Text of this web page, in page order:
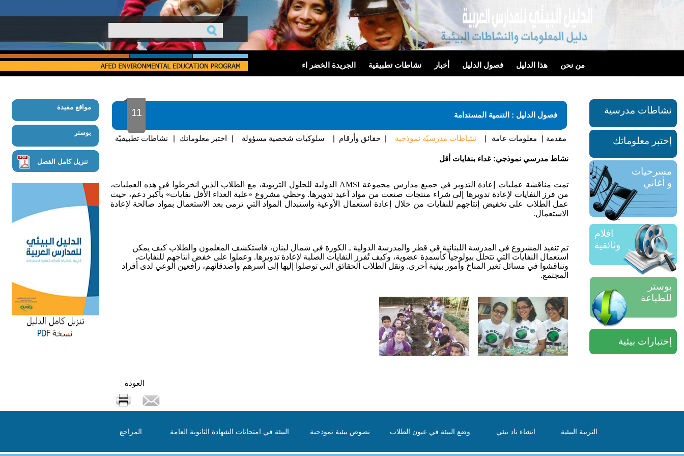
من نحن هذا الدليل فصول الدليل أخبار نشاطات تطبيقية الجريدة الخضر اء
مواقع مفيدة
بوستر
تنزيل كامل الفصل
11 فصول الدليل : التنمية المستدامة
نشاطات تطبيقيّة | اختبر معلوماتك | سلوكيات شخصية مسؤولة | حقائق وأرقام | نشاطات مدرسيّة نموذجية | معلومات عامة | مقدمة
نشاط مدرسي نموذجي: غداء بنفايات أقل
تمت مناقشة عمليات إعادة التدوير في جميع مدارس مجموعة AMSI
الدولية للحلول التربوية، مع الطلاب الذين انخرطوا في هذه العمليات،
من فرز النفايات لإعادة تدويرها إلى شراء منتجات صنعت من مواد أعيد تدويرها. وحظي مشروع «علبة الغداء الأقل نفايات» بأكبر دعم، حيث
عمل الطلاب على تخفيض إنتاجهم للنفايات من خلال إعادة استعمال الأوعية واستبدال المواد التي ترمى بعد الاستعمال بمواد صالحة لإعادة
الاستعمال.
تم تنفيذ المشروع في المدرسة اللبنانية قي قطر والمدرسة الدولية ـ الكورة في شمال لبنان، فاستكشف المعلمون والطلاب كيف يمكن
استعمال النفايات التي تتحلل بيولوجياً كأسمدة عضوية، وكيف تُفرز النفايات الصلبة لإعادة تدويرها. وعملوا على خفض انتاجهم للنفايات،
وتناقشوا في مسائل تغير المناخ وأمور بيئية أخرى. ونقل الطلاب الحقائق التي توصلوا إليها إلى أسرهم وأصدقائهم، رافعين الوعي لدى أفراد
المجتمع.
العودة
نشاطات مدرسية
إختبر معلوماتك
مسرحيات
و أغاني
افلام
وثائقية
بوستر
للطباعة
إختبارات بيئية
المراجع البيئة في امتحانات الشهادة الثانوبة العامة نصوص بيئية نموذجية وضع البيئة في عيون الطلاب انشاء ناد بيئي التربية البيئية